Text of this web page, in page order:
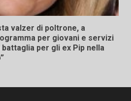
valzer di poltrone, a
per giovani e servizi
per gli ex Pip nella